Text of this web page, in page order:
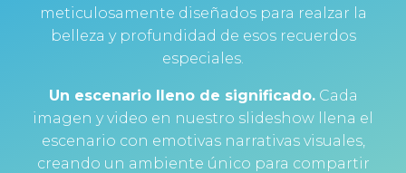
meticulosamente diseñados para realzar la
belleza y profundidad de esos recuerdos
especiales.
Un escenario lleno de significado.Cada
imagen y video en nuestro slideshow llena el
escenario con emotivas narrativas visuales,
creando un ambiente único para compartir